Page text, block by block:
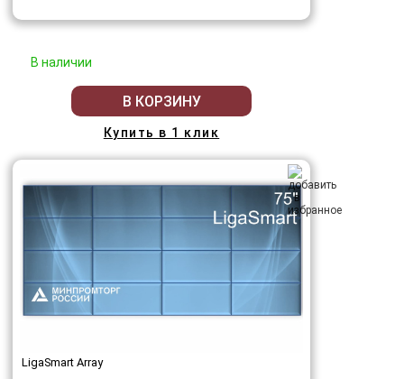
В наличии
В КОРЗИНУ
Купить в 1 клик
LigaSmart Array